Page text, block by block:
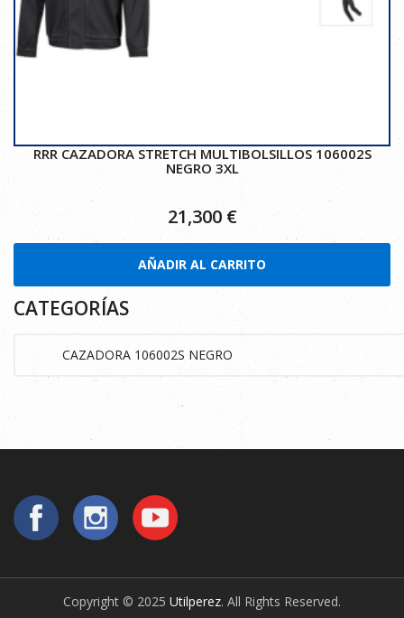
RRR CAZADORA STRETCH MULTIBOLSILLOS 106002S
NEGRO 3XL
21,300 €
AÑADIR AL CARRITO
CATEGORÍAS
Copyright © 2025 Utilperez. All Rights Reserved.